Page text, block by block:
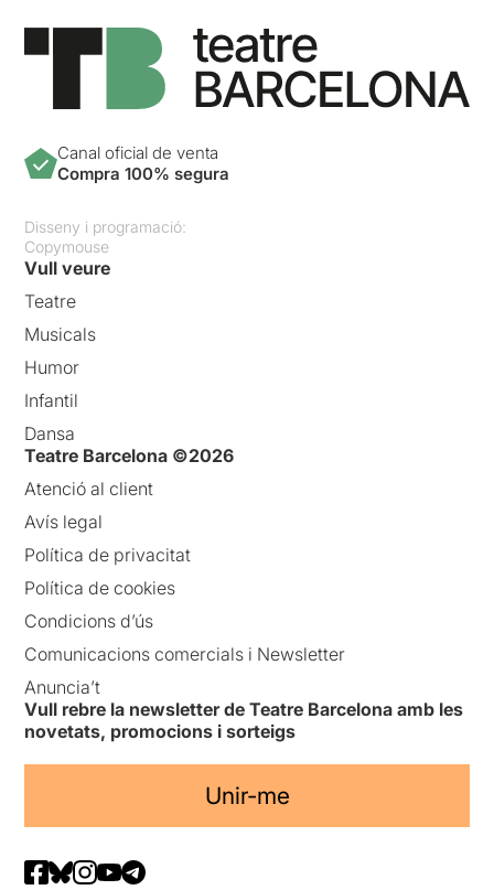
Canal oficial de venta
Compra 100% segura
Disseny i programació:
Copymouse
Vull veure
Teatre
Musicals
Humor
Infantil
Dansa
Teatre Barcelona ©2026
Atenció al client
Avís legal
Política de privacitat
Política de cookies
Condicions d’ús
Comunicacions comercials i Newsletter
Anuncia’t
Vull rebre la newsletter de Teatre Barcelona amb les
novetats, promocions i sorteigs
Unir-me